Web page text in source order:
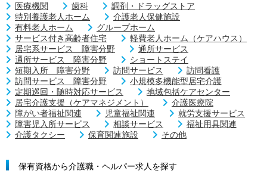
医療機関 歯科
調剤・ドラッグストア
特別養護老人ホーム
介護老人保健施設
有料老人ホーム
グループホーム
サービス付き高齢者住宅
軽費老人ホーム（ケアハウス）
居宅系サービス 障害分野
通所サービス
通所サービス 障害分野
ショートステイ
短期入所 障害分野
訪問サービス
訪問看護
訪問サービス 障害分野
小規模多機能型居宅介護
定期巡回・随時対応サービス
地域包括ケアセンター
居宅介護支援（ケアマネジメント）
介護医療院
障がい者福祉関連
児童福祉関連
就労支援サービス
障害児入所サービス
相談サービス
福祉用具関連
介護タクシー
保育関連施設 その他
保有資格から介護職・ヘルパー求人を探す